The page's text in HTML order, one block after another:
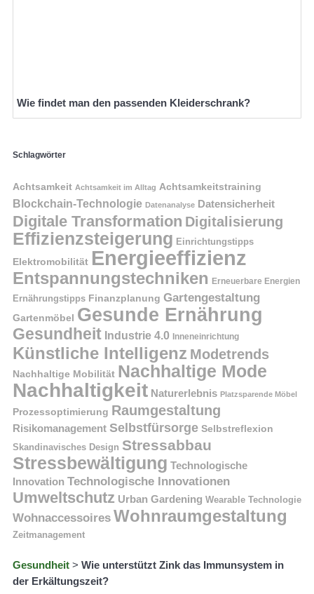
Wie findet man den passenden Kleiderschrank?
Schlagwörter
Achtsamkeit Achtsamkeit im Alltag Achtsamkeitstraining
Blockchain-Technologie Datenanalyse Datensicherheit
Digitale Transformation Digitalisierung
Effizienzsteigerung Einrichtungstipps
Elektromobilität Energieeffizienz
Entspannungstechniken Erneuerbare Energien
Ernährungstipps Finanzplanung Gartengestaltung
Gartenmöbel Gesunde Ernährung
Gesundheit Industrie 4.0 Inneneinrichtung
Künstliche Intelligenz Modetrends
Nachhaltige Mobilität Nachhaltige Mode
Nachhaltigkeit Naturerlebnis Platzsparende Möbel
Prozessoptimierung Raumgestaltung
Risikomanagement Selbstfürsorge Selbstreflexion
Skandinavisches Design Stressabbau
Stressbewältigung Technologische
Innovation Technologische Innovationen
Umweltschutz Urban Gardening Wearable Technologie
Wohnaccessoires Wohnraumgestaltung
Zeitmanagement
Gesundheit > Wie unterstützt Zink das Immunsystem in
der Erkältungszeit?